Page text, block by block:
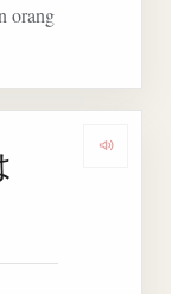
orang